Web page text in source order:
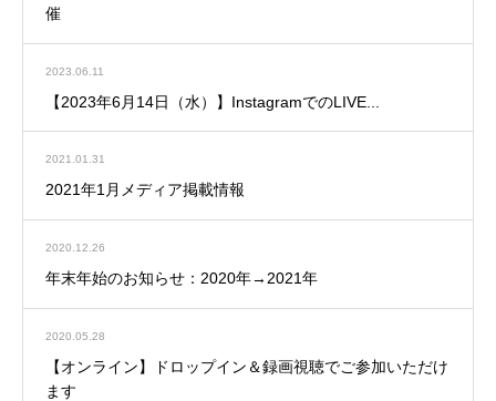
催
2023.06.11
【2023年6月14日（水）】InstagramでのLIVE...
2021.01.31
2021年1月メディア掲載情報
2020.12.26
年末年始のお知らせ：2020年→2021年
2020.05.28
【オンライン】ドロップイン＆録画視聴でご参加いただけ
ます